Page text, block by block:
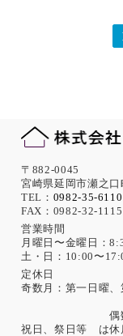
〒882-0045
宮崎県延岡市瀬之口
TEL： 0982-35-6110
FAX：0982-32-1115
営業時間
月曜日〜金曜日：
土・日：10:00〜
定休日
奇数月：第一日曜
偶数月：第一
祝日、祭日等 は休